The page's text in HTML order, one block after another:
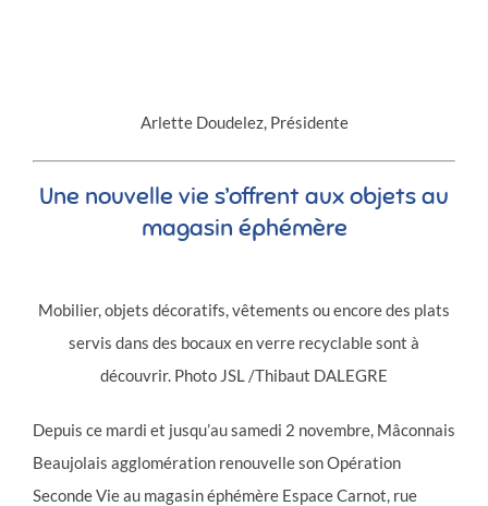
Arlette Doudelez, Présidente
Une nouvelle vie s’offrent aux objets au
magasin éphémère
Mobilier, objets décoratifs, vêtements ou encore des plats
servis dans des bocaux en verre recyclable sont à
découvrir. Photo JSL /Thibaut DALEGRE
Depuis ce mardi et jusqu’au samedi 2 novembre, Mâconnais
Beaujolais agglomération renouvelle son Opération
Seconde Vie au magasin éphémère Espace Carnot, rue